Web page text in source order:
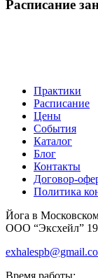
Расписание
Практики
Расписание
Цены
События
Каталог
Блог
Контакты
Договор-
Политика
Йога в
ООО “Эксхейл”
Время работы: